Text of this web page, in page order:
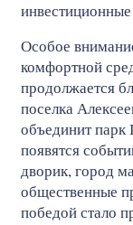
Особое
комфортной
продолжается
поселка
объединит
появятся
дворик, город
общественные
победой стало